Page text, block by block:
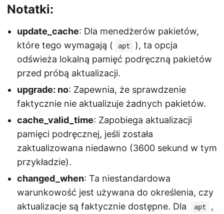
Notatki:
update_cache: Dla menedżerów pakietów,
które tego wymagają (
apt
), ta opcja
odświeża lokalną pamięć podręczną pakietów
przed próbą aktualizacji.
upgrade: no: Zapewnia, że sprawdzenie
faktycznie nie aktualizuje żadnych pakietów.
cache_valid_time: Zapobiega aktualizacji
pamięci podręcznej, jeśli została
zaktualizowana niedawno (3600 sekund w tym
przykładzie).
changed_when: Ta niestandardowa
warunkowość jest używana do określenia, czy
aktualizacje są faktycznie dostępne. Dla
apt
,